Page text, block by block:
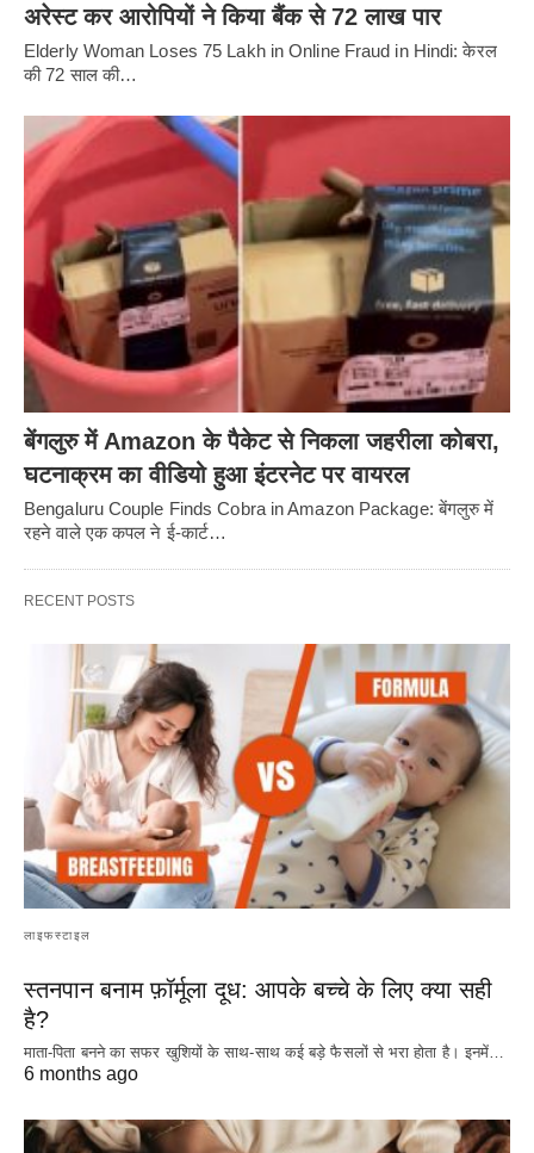
अरेस्ट कर आरोपियों ने किया बैंक से 72 लाख पार
Elderly Woman Loses 75 Lakh in Online Fraud in Hindi: केरल
की 72 साल की…
बेंगलुरु में Amazon के पैकेट से निकला जहरीला कोबरा,
घटनाक्रम का वीडियो हुआ इंटरनेट पर वायरल
Bengaluru Couple Finds Cobra in Amazon Package: बेंगलुरु में
रहने वाले एक कपल ने ई-कार्ट…
RECENT POSTS
लाइफस्टाइल
स्तनपान बनाम फ़ॉर्मूला दूध: आपके बच्चे के लिए क्या सही
है?
माता-पिता बनने का सफर खुशियों के साथ-साथ कई बड़े फैसलों से भरा होता है। इनमें…
6 months ago